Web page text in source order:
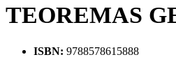
TEOREMAS
ISBN: 9788578615888